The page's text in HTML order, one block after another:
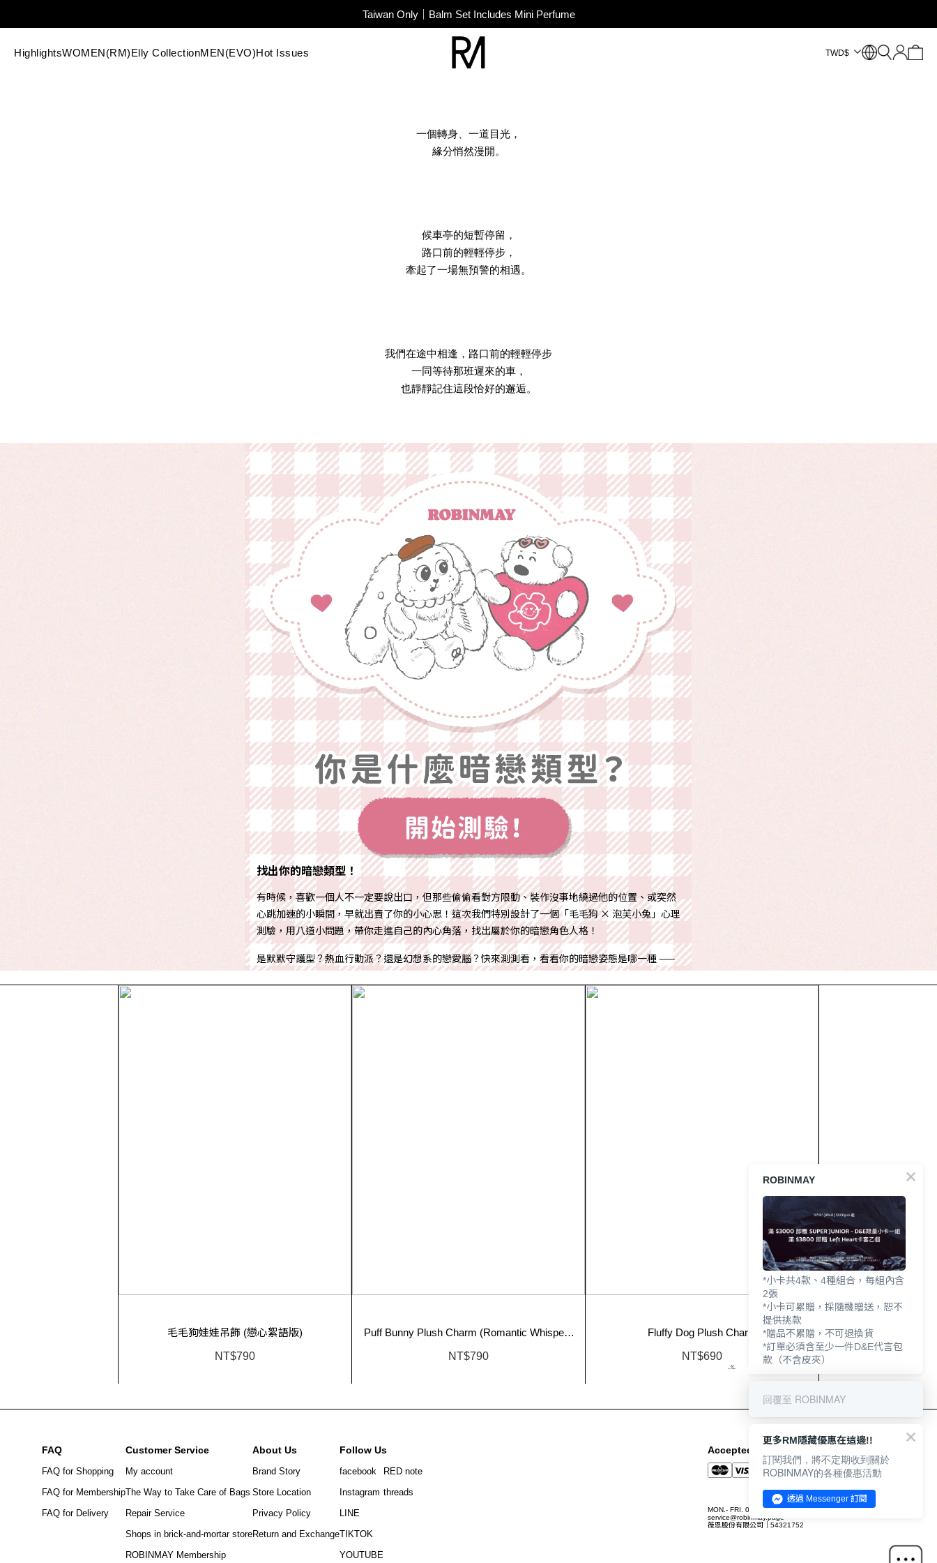
SUPER JUNIOR-D&E New Endorsement
Taiwan Only｜Balm Set Includes Mini Perfume
SUPER JUNIOR-D&E New Endorsement
HighlightsWOMEN(RM)Elly CollectionMEN(EVO)Hot Issues $
TWD
一個轉身、一道目光，
緣分悄然漫開。
候車亭的短暫停留，
路口前的輕輕停步，
牽起了一場無預警的相遇。
我們在途中相逢，路口前的輕輕停步
一同等待那班遲來的車，
也靜靜記住這段恰好的邂逅。
毛毛狗娃娃吊飾 (戀心絮語版)
NT$790
Puff Bunny Plush Charm (Romantic Whispers
NT$790
Fluffy Dog Plush Charm
NT$690
FAQ
FAQ for Shopping
FAQ for Membership
FAQ for Delivery
Customer Service
My account
The Way to Take Care of Bags
Repair Service
Shops in brick-and-mortar store
ROBINMAY Membership
About Us
Brand Story
Store Location
Privacy Policy
Return and Exchange
Follow Us
facebook
Instagram
LINE
TIKTOK
YOUTUBE
RED note
threads
Accepted Payment Methods
MON.- FRI. 09:00-12:00 / 13:00-18:00
service@robinmay.page
薇恩股份有限公司｜54321752
ROBINMAY
*小卡共4款、4種組合，每組內含
2張
*小卡可累贈，採隨機贈送，恕不
提供挑款
*贈品不累贈，不可退換貨
*訂單必須含至少一件D&E代言包
款（不含皮夾）
回覆至 ROBINMAY
更多RM隱藏優惠在這邊!!
訂閱我們，將不定期收到關於
ROBINMAY的各種優惠活動
透過 Messenger 訂閱